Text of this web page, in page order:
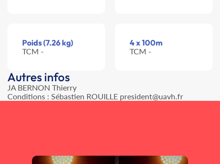
Poids (7.26 kg)
TCM -
4 x 100m
TCM -
Autres infos
JA BERNON Thierry
Conditions : Sébastien ROUILLE president@uavh.fr